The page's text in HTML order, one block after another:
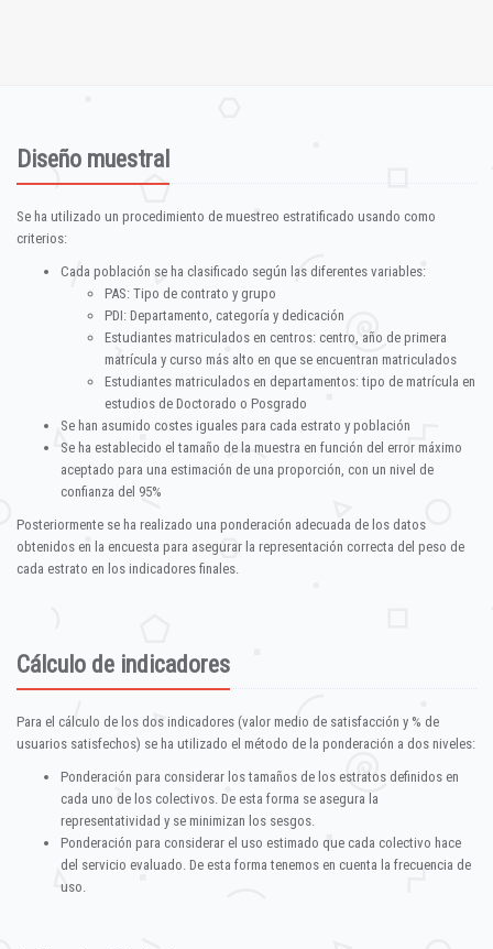
Diseño muestral
Se ha utilizado un procedimiento de muestreo estratificado usando como
criterios:
Cada población se ha clasificado según las diferentes variables:
PAS: Tipo de contrato y grupo
PDI: Departamento, categoría y dedicación
Estudiantes matriculados en centros: centro, año de primera
matrícula y curso más alto en que se encuentran matriculados
Estudiantes matriculados en departamentos: tipo de matrícula en
estudios de Doctorado o Posgrado
Se han asumido costes iguales para cada estrato y población
Se ha establecido el tamaño de la muestra en función del error máximo
aceptado para una estimación de una proporción, con un nivel de
confianza del 95%
Posteriormente se ha realizado una ponderación adecuada de los datos
obtenidos en la encuesta para asegurar la representación correcta del peso de
cada estrato en los indicadores finales.
Cálculo de indicadores
Para el cálculo de los dos indicadores (valor medio de satisfacción y % de
usuarios satisfechos) se ha utilizado el método de la ponderación a dos niveles:
Ponderación para considerar los tamaños de los estratos definidos en
cada uno de los colectivos. De esta forma se asegura la
representatividad y se minimizan los sesgos.
Ponderación para considerar el uso estimado que cada colectivo hace
del servicio evaluado. De esta forma tenemos en cuenta la frecuencia de
uso.